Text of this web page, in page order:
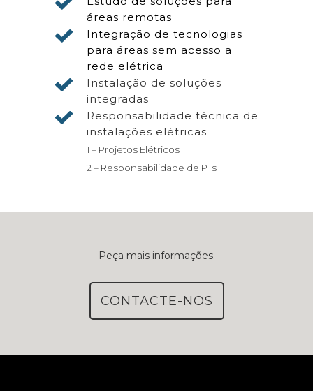
áreas remotas
Integração de tecnologias
para áreas sem acesso a
rede elétrica
Instalação de soluções
integradas
Responsabilidade técnica de
instalações elétricas
1 – Projetos Elétricos
2 – Responsabilidade de PTs
Peça mais informações.
CONTACTE-NOS